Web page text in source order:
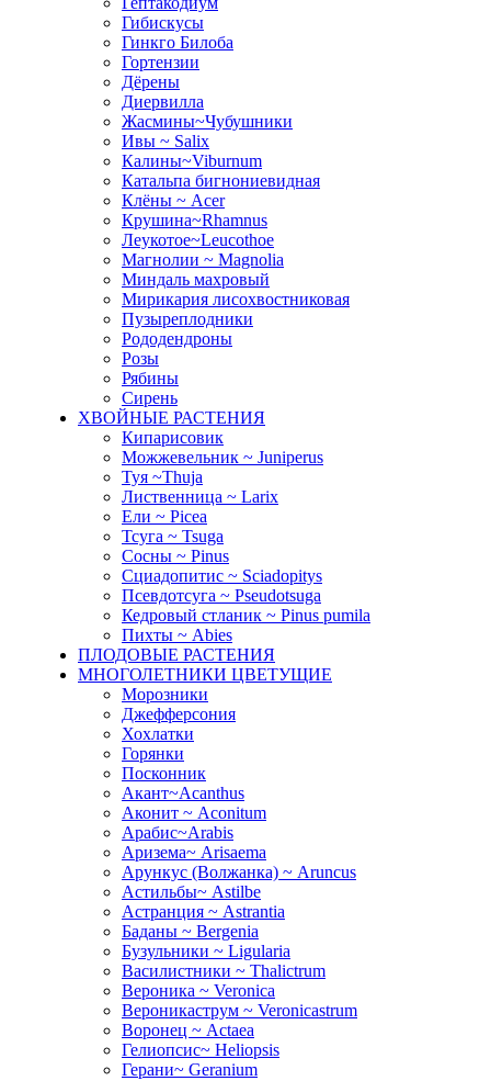
Гибискусы
Гинкго Билоба
Гортензии
Дёрены
Диервилла
Жасмины~Чубушники
Ивы ~ Salix
Калины~Viburnum
Катальпа бигнониевидная
Клёны ~ Acer
Крушина~Rhamnus
Леукотое~Leucothoe
Магнолии ~ Magnolia
Миндаль махровый
Мирикария лисохвостниковая
Пузыреплодники
Рододендроны
Розы
Рябины
Сирень
ХВОЙНЫЕ РАСТЕНИЯ
Кипарисовик
Можжевельник ~ Juniperus
Туя ~Thuja
Лиственница ~ Larix
Ели ~ Picea
Тсуга ~ Tsuga
Сосны ~ Pinus
Сциадопитис ~ Sciadopitys
Псевдотсуга ~ Pseudotsuga
Кедровый стланик ~ Pinus pumila
Пихты ~ Abies
ПЛОДОВЫЕ РАСТЕНИЯ
МНОГОЛЕТНИКИ ЦВЕТУЩИЕ
Морозники
Джефферсония
Хохлатки
Горянки
Посконник
Акант~Acanthus
Аконит ~ Aconitum
Арабис~Arabis
Аризема~ Arisaema
Арункус (Волжанка) ~ Aruncus
Астильбы~ Astilbe
Астранция ~ Astrantia
Баданы ~ Bergenia
Бузульники ~ Ligularia
Василистники ~ Thalictrum
Вероника ~ Veronica
Вероникаструм ~ Veronicastrum
Воронец ~ Actaea
Гелиопсис~ Heliopsis
Герани~ Geranium